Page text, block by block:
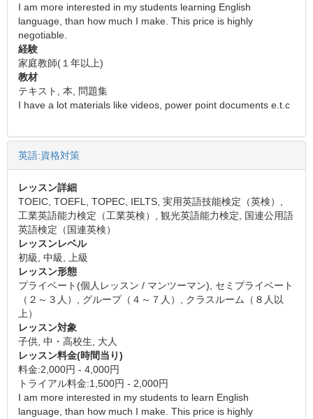
I am more interested in my students learning English
language, than how much I make. This price is highly
negotiable.
経験
家庭教師(１年以上)
教材
テキスト, 本, 問題集
I have a lot materials like videos, power point documents e.t.c
英語:資格対策
レッスン詳細
TOEIC, TOEFL, TOPEC, IELTS, 実用英語技能検定（英検）,
工業英語能力検定（工業英検）, 観光英語能力検定, 国連公用語
英語検定（国連英検）
レッスンレベル
初級, 中級, 上級
レッスン形態
プライベート(個人レッスン / マンツーマン), セミプライベート
（２～３人）, グループ（４～７人）, クラスルーム（８人以
上）
レッスン対象
子供, 中・高校生, 大人
レッスン料金(時間当り)
料金:2,000円 - 4,000円
トライアル料金:1,500円 - 2,000円
I am more interested in my students to learn English
language, than how much I make. This price is highly